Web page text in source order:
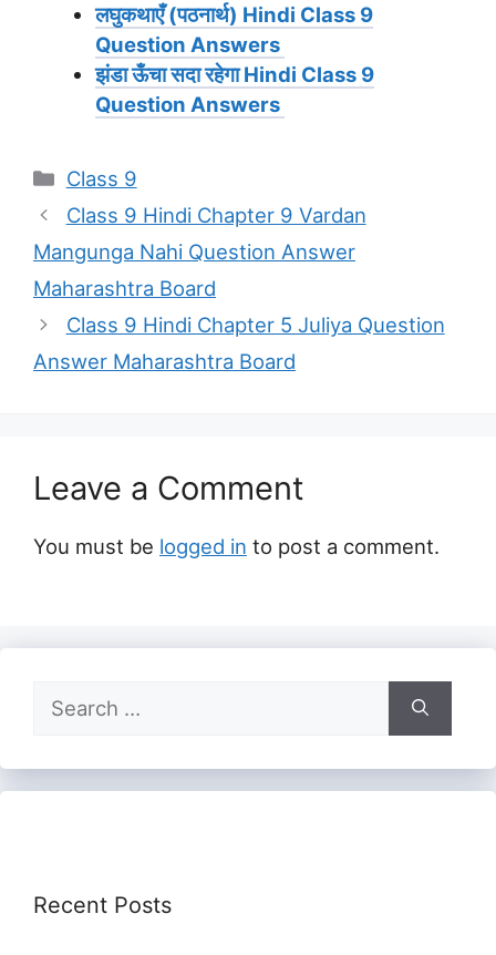
लघुकथाएँ (पठनार्थ) Hindi Class 9
Question Answers
झंडा ऊँचा सदा रहेगा Hindi Class 9
Question Answers
Categories
Class 9
Class 9 Hindi Chapter 9 Vardan
Mangunga Nahi Question Answer
Maharashtra Board
Class 9 Hindi Chapter 5 Juliya Question
Answer Maharashtra Board
Leave a Comment
You must be logged in to post a comment.
Search
for:
Recent Posts